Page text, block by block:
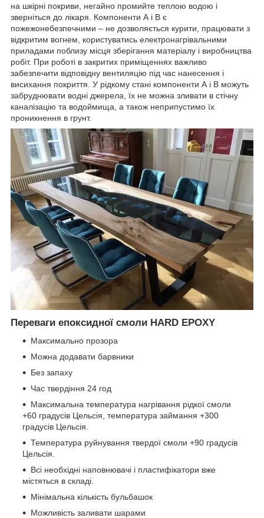
на шкірні покриви, негайно промийте теплою водою і
зверніться до лікаря. Компоненти А і В є
пожежонебезпечними – не дозволяється курити, працювати з
відкритим вогнем, користуватись електронагрівальними
приладами поблизу місця зберігання матеріалу і виробництва
робіт. При роботі в закритих приміщеннях важливо
забезпечити відповідну вентиляцію під час нанесення і
висихання покриття. У рідкому стані компоненти А і В можуть
забруднювати водні джерела, їх не можна зливати в стічну
каналізацію та водоймища, а також неприпустимо їх
проникнення в грунт.
Переваги епоксидної смоли HARD EPOXY
Максимально прозора
Можна додавати барвники
Без запаху
Час твердіння 24 год
Максимальна температура нагрівання рідкої смоли
+60 градусів Цельсія, температура займання +300
градусів Цельсія.
Температура руйнування твердої смоли +90 градусів
Цельсія.
Всі необхідні наповнювачі і пластифікатори вже
містяться в складі.
Мінімальна кількість бульбашок
Можливість заливати шарами